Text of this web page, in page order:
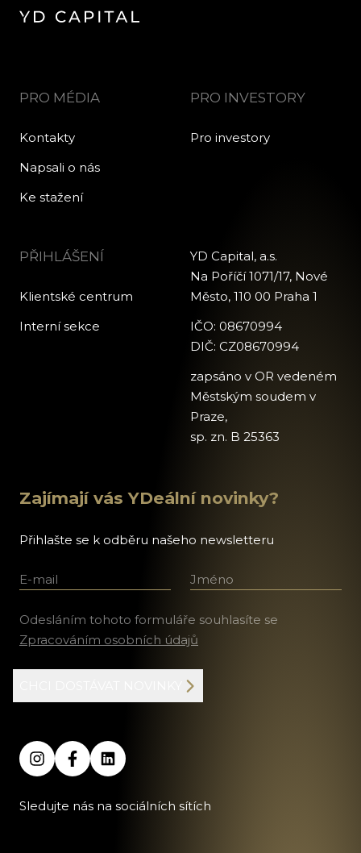
PRO MÉDIA
Kontakty
Napsali o nás
Ke stažení
PRO INVESTORY
Pro investory
PŘIHLÁŠENÍ
Klientské centrum
Interní sekce
YD Capital, a.s.
Na Poříčí 1071/17, Nové
Město, 110 00 Praha 1
IČO: 08670994
DIČ: CZ08670994
zapsáno v OR vedeném
Městským soudem v
Praze,
sp. zn. B 25363
Zajímají vás YDeální novinky?
Přihlašte se k odběru našeho newsletteru
E-mail Jméno a příjmení
Odesláním tohoto formuláře souhlasíte se
Zpracováním osobních údajů
Sledujte nás na sociálních sítích